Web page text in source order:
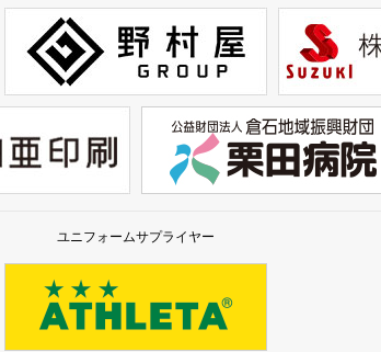
ユニフォームサプライヤー